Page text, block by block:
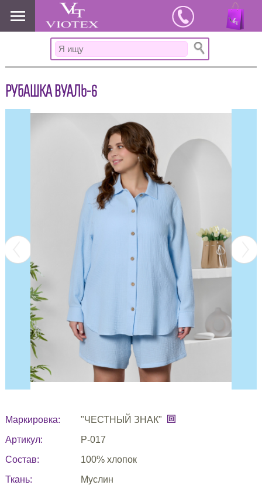
www.viotex37.ru
РУБАШКА ВУАЛЬ-6
Маркировка:
"ЧЕСТНЫЙ ЗНАК"
Артикул:
Р-017
Состав:
100% хлопок
Ткань:
Муслин